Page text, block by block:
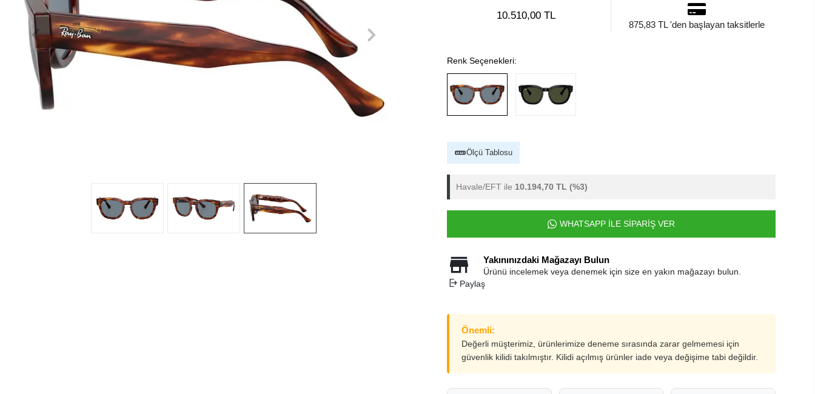
10.510,00 TL
875,83 TL 'den başlayan taksitlerle
Renk Seçenekleri:
Ölçü Tablosu
Havale/EFT ile 10.194,70 TL (%3)
WHATSAPP İLE SİPARİŞ VER
Yakınınızdaki Mağazayı Bulun
Ürünü incelemek veya denemek için size en yakın mağazayı bulun.
Paylaş
Önemli:
Değerli müşterimiz, ürünlerimize deneme sırasında zarar gelmemesi için
güvenlik kilidi takılmıştır. Kilidi açılmış ürünler iade veya değişime tabi değildir.